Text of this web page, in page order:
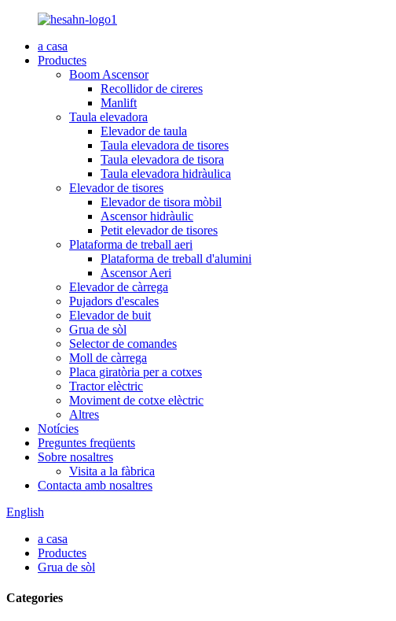
a casa
Productes
Boom Ascensor
Recollidor de cireres
Manlift
Taula elevadora
Elevador de taula
Taula elevadora de tisores
Taula elevadora de tisora
Taula elevadora hidràulica
Elevador de tisores
Elevador de tisora ​​mòbil
Ascensor hidràulic
Petit elevador de tisores
Plataforma de treball aeri
Plataforma de treball d'alumini
Ascensor Aeri
Elevador de càrrega
Pujadors d'escales
Elevador de buit
Grua de sòl
Selector de comandes
Moll de càrrega
Placa giratòria per a cotxes
Tractor elèctric
Moviment de cotxe elèctric
Altres
Notícies
Preguntes freqüents
Sobre nosaltres
Visita a la fàbrica
Contacta amb nosaltres
English
a casa
Productes
Grua de sòl
Categories